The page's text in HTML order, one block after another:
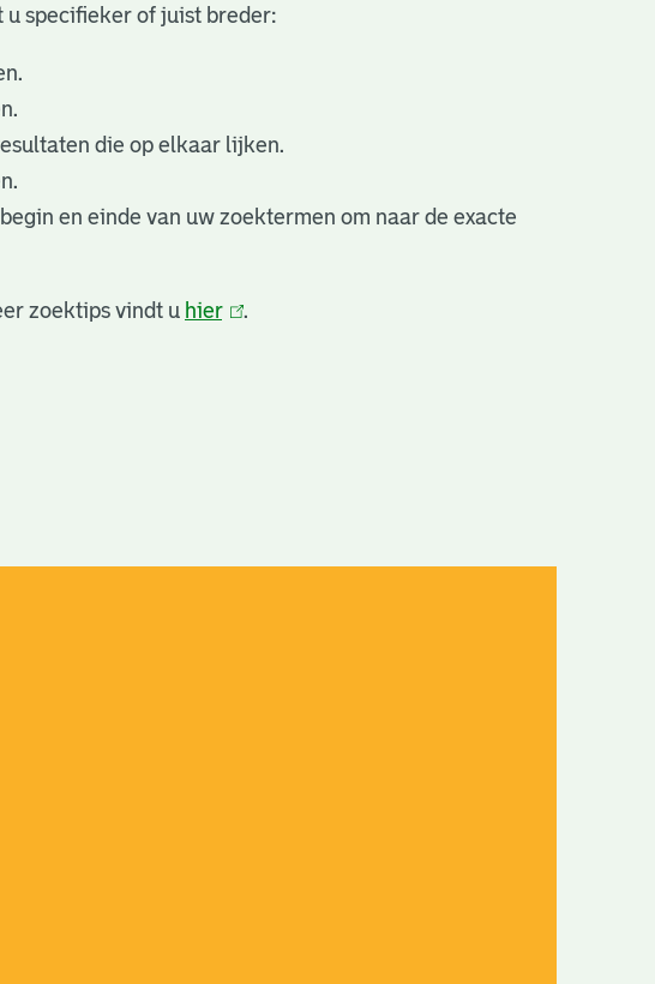
u specifieker of juist breder:
die op elkaar lijken.
en einde van uw zoektermen om naar de exacte
zoektips vindt u hier(link
.